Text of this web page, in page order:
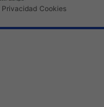
Privacidad Cookies